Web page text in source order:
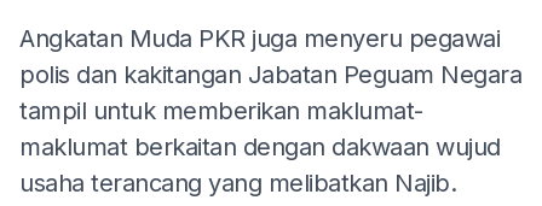
Angkatan Muda PKR juga menyeru pegawai
polis dan kakitangan Jabatan Peguam Negara
tampil untuk memberikan maklumat-
maklumat berkaitan dengan dakwaan wujud
usaha terancang yang melibatkan Najib.